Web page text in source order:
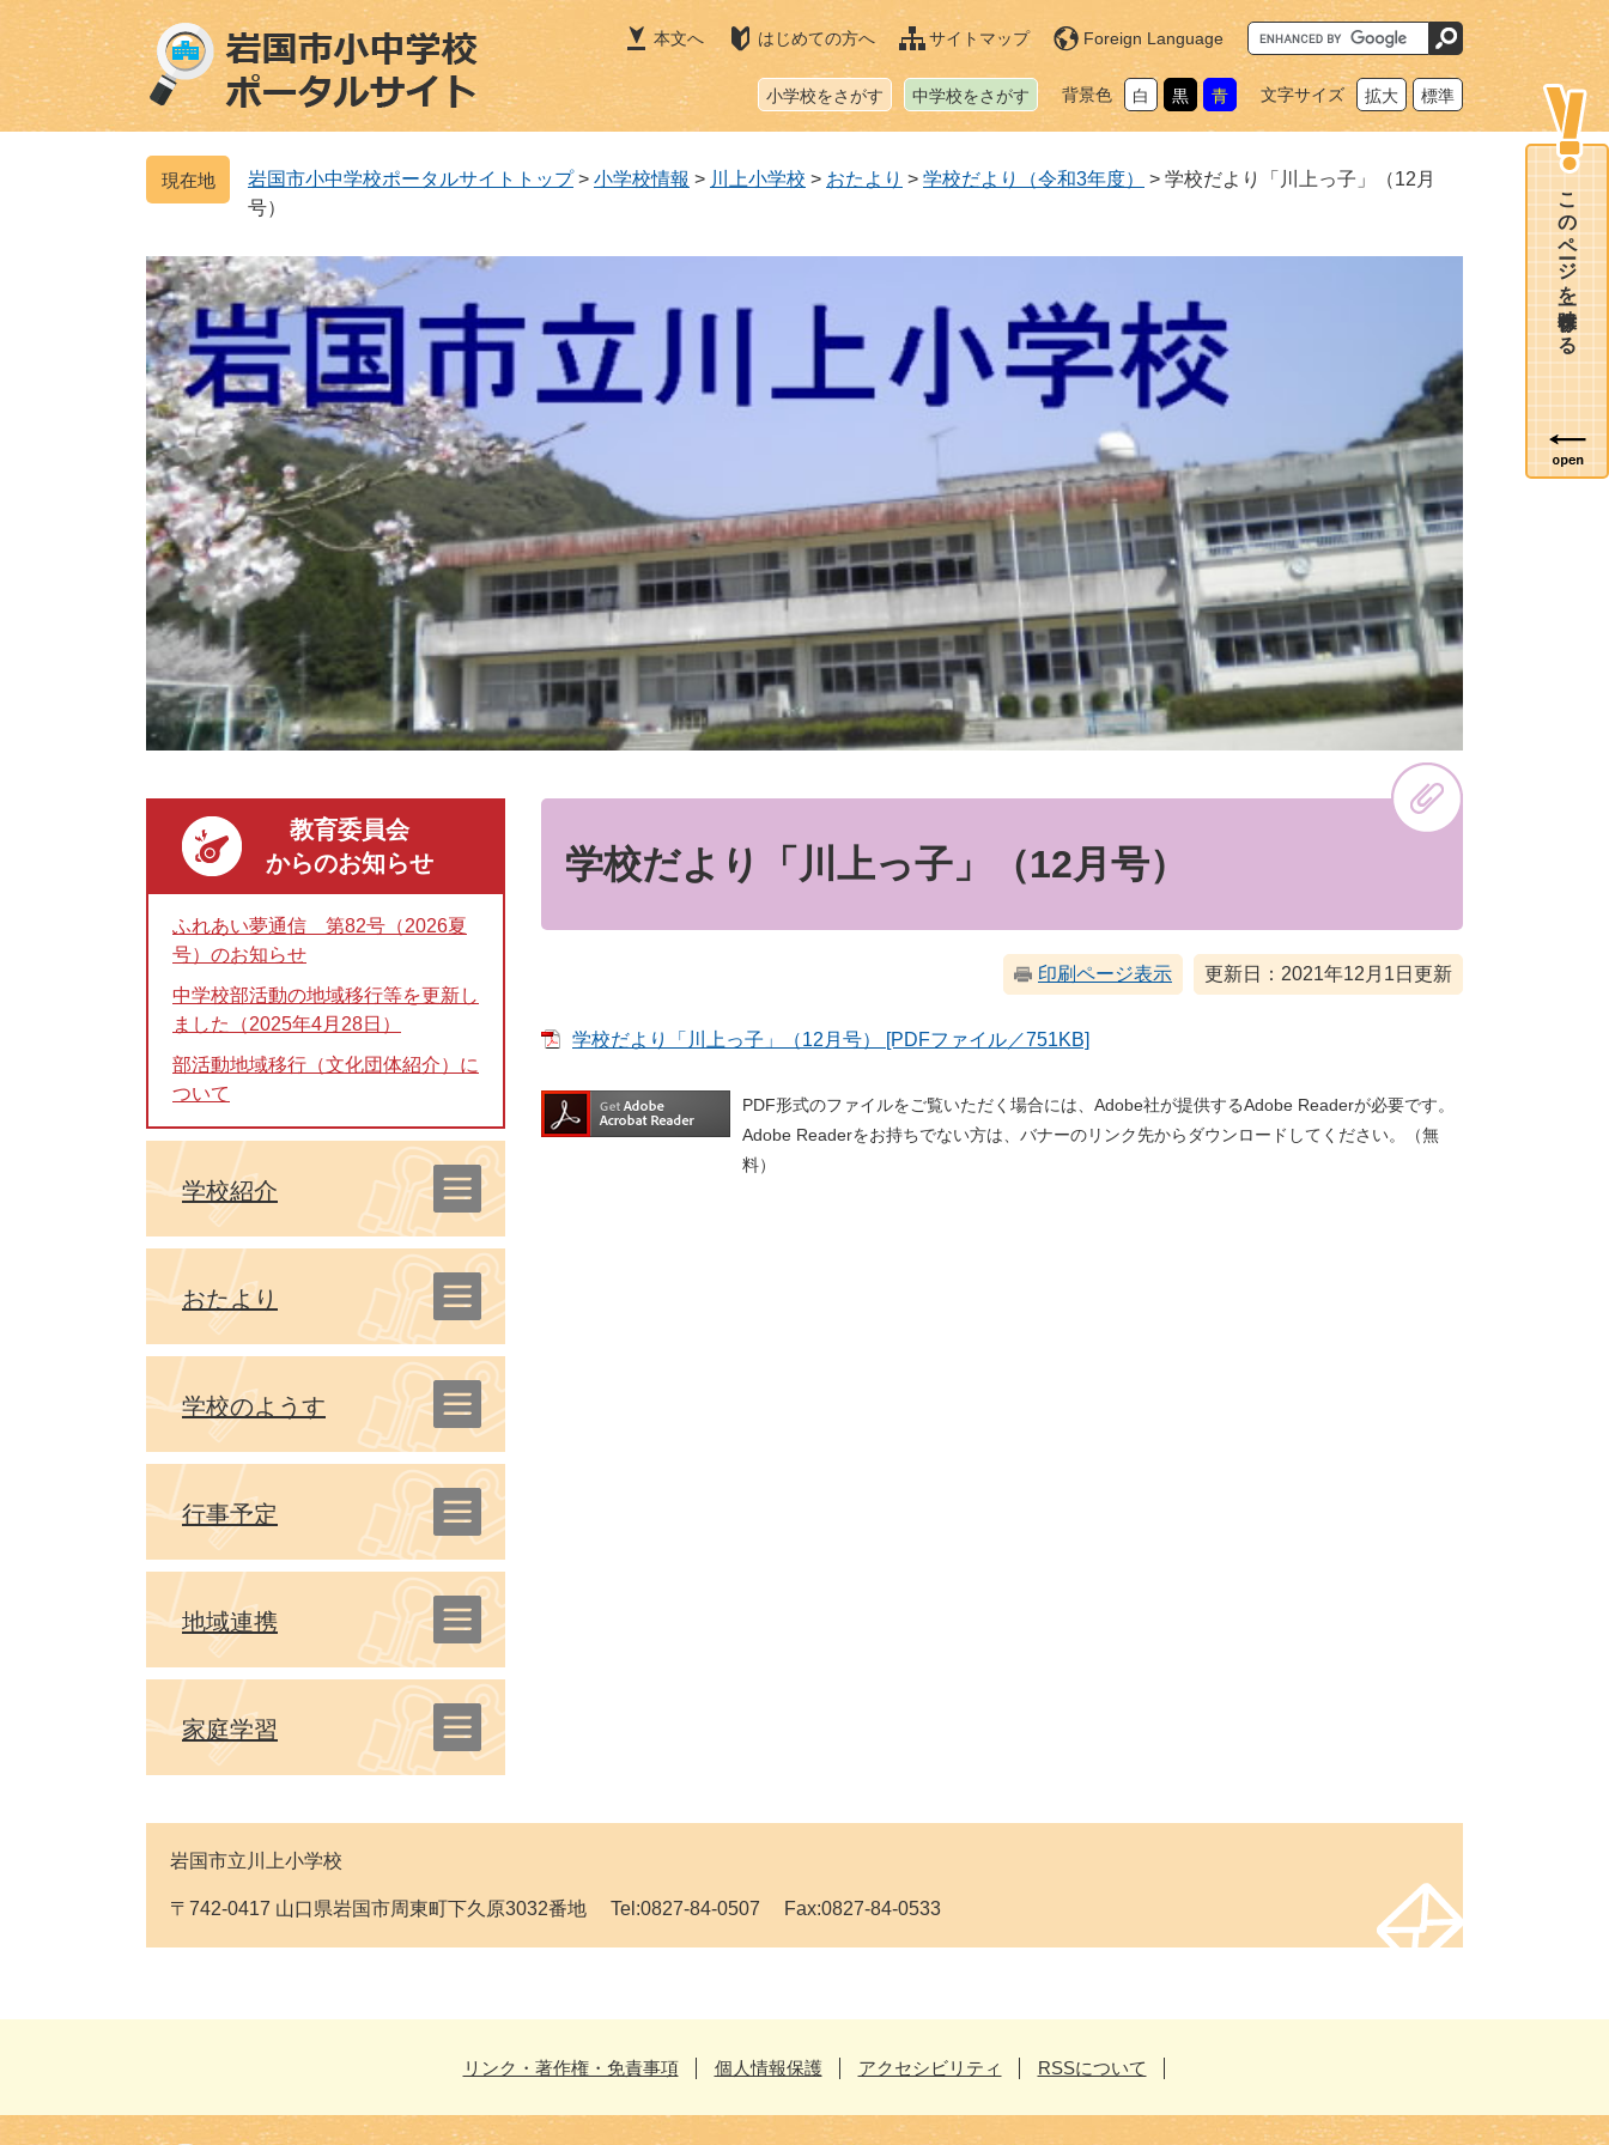
ジ
の
先
ュ
ー
を
本文へ はじめての方へ サイトマップ Foreign Language
G
o
o
カ
ム
小学校をさがす 中学校をさがす 背景色 白 黒 青 文字サイズ 拡大 標準
岩国市小中学校ポータルサイトトップ > 小学校情報 > 川上小学校 > おたより > 学校だより（令和3年度） > 学校だより「川上っ子」（12月
号）
学校だより「川上っ子」（12月号）
印刷ページ表示 更新日：2021年12月1日更新
学校だより「川上っ子」（12月号） [PDFファイル／751KB]
PDF形式のファイルをご覧いただく場合には、Adobe社が提供するAdobe Readerが必要です。
Adobe Readerをお持ちでない方は、バナーのリンク先からダウンロードしてください。（無
料）
教育委員会
からのお知らせ
ふれあい夢通信 第82号（2026夏
号）のお知らせ
中学校部活動の地域移行等を更新し
ました（2025年4月28日）
部活動地域移行（文化団体紹介）に
ついて
学校紹介
おたより
学校のようす
行事予定
地域連携
家庭学習
岩国市立川上小学校
〒742-0417 山口県岩国市周東町下久原3032番地 Tel:0827-84-0507 Fax:0827-84-0533
リンク・著作権・免責事項 個人情報保護 アクセシビリティ RSSについて
このページを一時保存する